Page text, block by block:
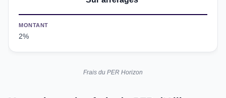
MONTANT
2%
Frais du PER Horizon